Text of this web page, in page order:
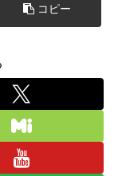
コピー